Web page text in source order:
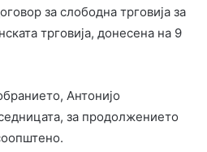
за слободна трговија за
трговија, донесена на 9
Антонијо
за продолжението